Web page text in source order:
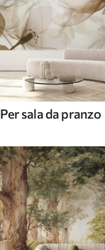
Per sala da pranzo